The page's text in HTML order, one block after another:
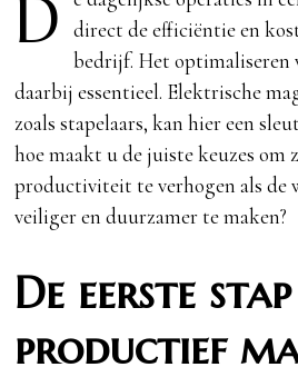
D
direct de efficiëntie en
bedrijf. Het optimaliseren
daarbij essentieel. Elektrische
zoals stapelaars, kan hier een
hoe maakt u de juiste keuzes om
productiviteit te verhogen als de
veiliger en duurzamer te maken?
De eerste
productief